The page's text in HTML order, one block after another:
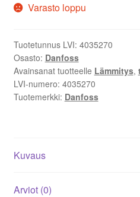
Varasto loppu
Tuotetunnus LVI: 4035270
Osasto: Danfoss
Avainsanat tuotteelle Lämmitys,
LVI-numero: 4035270
Tuotemerkki: Danfoss
Kuvaus
Arviot (0)